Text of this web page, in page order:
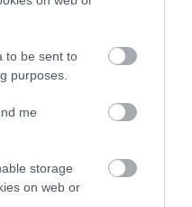
to be sent to
purposes.
me
storage
on web or
μπορεί να κρύβει